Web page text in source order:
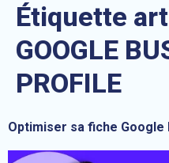
Étiquette
GOOGLE
PROFILE
Optimiser sa fiche Google